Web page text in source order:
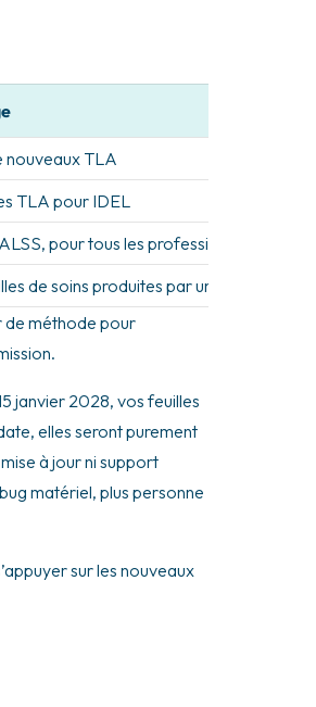
nouveaux TLA
TLA pour IDEL
pour tous les professionnels de santé
de soins produites par un TLA
de méthode pour
janvier 2028, vos feuilles
elles seront purement
à jour ni support
matériel, plus personne
sur les nouveaux